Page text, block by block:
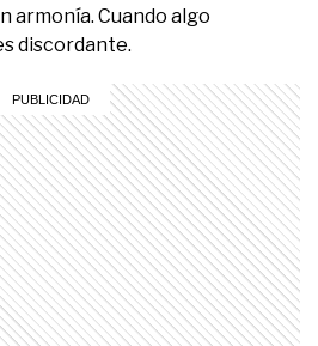
armonía. Cuando algo
discordante.